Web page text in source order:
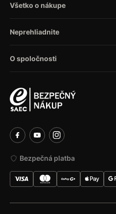
Všetko o nákupe
Neprehliadnite
O spoločnosti
Bezpečná platba